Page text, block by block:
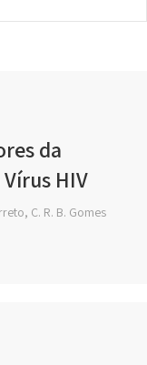
da
HIV
C. R. B. Gomes